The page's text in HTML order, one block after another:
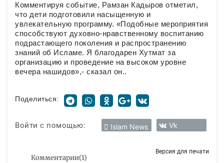
Комментируя событие, Рамзан Кадыров отметил,
что дети подготовили насыщенную и
увлекательную программу. «Подобные мероприятия
способствуют духовно-нравственному воспитанию
подрастающего поколения и распространению
знаний об Исламе. Я благодарен Хутмат за
организацию и проведение на высоком уровне
вечера нашидов»,- сказал он..
Поделиться:
Войти с помощью: Islam News Vk
Комментарии(1)
Версия для печати